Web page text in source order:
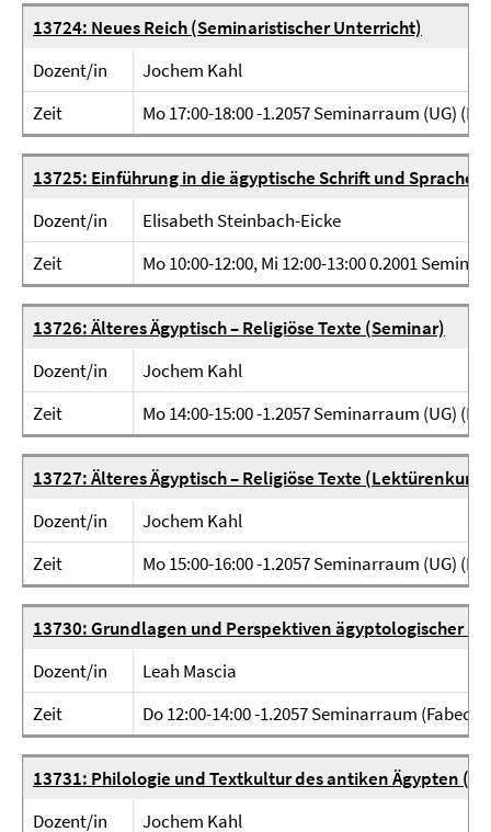
13724: Neues Reich (Seminaristischer Unterricht)
Dozent/in
Jochem Kahl
Zeit
Mo 17:00-18:00 -1.2057 Seminarraum (UG)
13725: Einführung in die ägyptische Schrift und Sprache
Dozent/in
Elisabeth Steinbach-Eicke
Zeit
Mo 10:00-12:00, Mi 12:00-13:00 0.2001
13726: Älteres Ägyptisch – Religiöse Texte (Seminar)
Dozent/in
Jochem Kahl
Zeit
Mo 14:00-15:00 -1.2057 Seminarraum (UG)
13727: Älteres Ägyptisch – Religiöse Texte (Lektürenkurs)
Dozent/in
Jochem Kahl
Zeit
Mo 15:00-16:00 -1.2057 Seminarraum (UG)
13730: Grundlagen und Perspektiven ägyptologischer
Dozent/in
Leah Mascia
Zeit
Do 12:00-14:00 -1.2057 Seminarraum
13731: Philologie und Textkultur des antiken Ägypten
Dozent/in
Jochem Kahl